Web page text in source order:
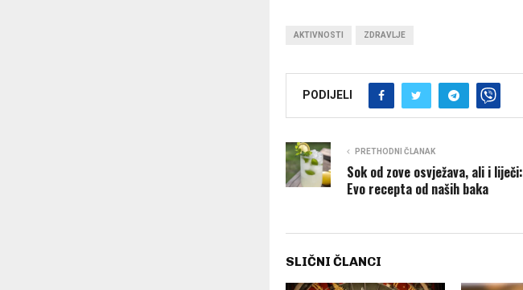
AKTIVNOSTI ZDRAVLJE
PODIJELI
PRETHODNI ČLANAK
Sok od zove osvježava, ali i liječi:
Evo recepta od naših baka
SLIČNI ČLANCI